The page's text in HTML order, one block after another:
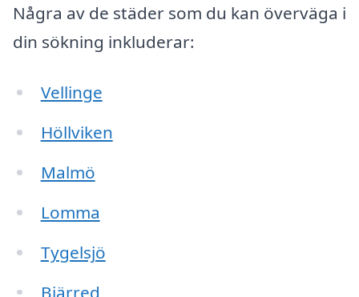
Några av de städer som du kan överväga i
din sökning inkluderar:
Vellinge
Höllviken
Malmö
Lomma
Tygelsjö
Bjärred